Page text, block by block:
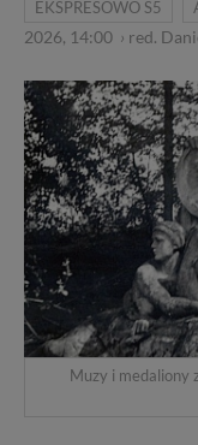
EKSPRESOWO S5
2026, 14:00 › red.
Muzy i medaliony